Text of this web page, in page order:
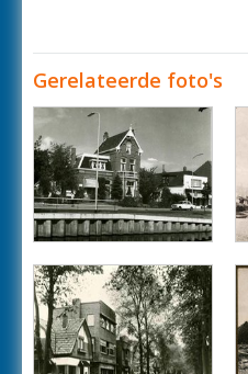
Gerelateerde foto's